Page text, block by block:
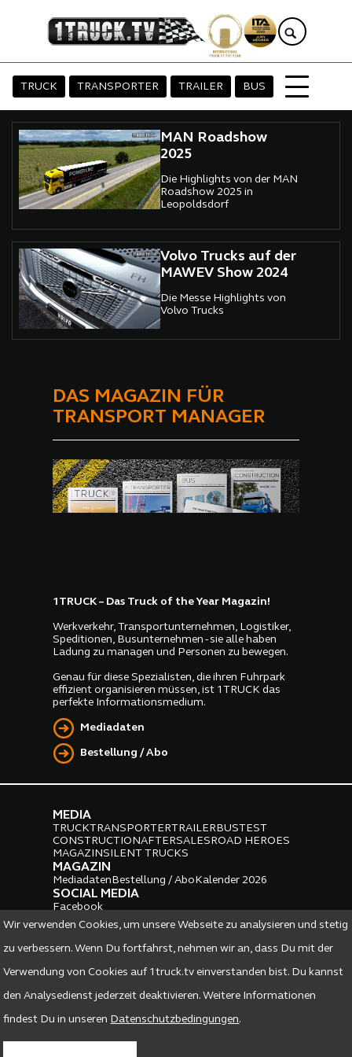
Wir verwenden Cookies, um unsere Webseite zu analysieren und stetig
zu verbessern. Wenn Du fortfahrst, nehmen wir an, dass Du mit der
Verwendung von Cookies auf 1truck.tv einverstanden bist. Du kannst
den Analysedienst jederzeit deaktivieren. Weitere Informationen
findest Du in unseren Datenschutzbedingungen.
TRUCK TRANSPORTER TRAILER BUS
MAN Roadshow
2025
Die Highlights von der MAN
Roadshow 2025 in
Leopoldsdorf
Volvo Trucks auf der
MAWEV Show 2024
Die Messe Highlights von
Volvo Trucks
DAS MAGAZIN FÜR
TRANSPORT MANAGER
1TRUCK – Das Truck of the Year Magazin!
Werkverkehr, Transportunternehmen, Logistiker,
Speditionen, Busunternehmen - sie alle haben
Ladung zu managen und Personen zu bewegen.
Genau für diese Spezialisten, die ihren Fuhrpark
effizient organisieren müssen, ist 1TRUCK das
perfekte Informationsmedium.
Mediadaten
Bestellung / Abo
MEDIA
TRUCKTRANSPORTERTRAILER BUSTEST
CONSTRUCTIONAFTERSALES ROAD HEROES
MAGAZIN SILENT TRUCKS
MAGAZIN
Mediadaten Bestellung / Abo Kalender 2026
SOCIAL MEDIA
Facebook
Instagram LinkedIn
IMPRESSUM